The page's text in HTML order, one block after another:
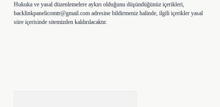
Hukuka ve yasal düzenlemelere aykırı olduğunu düşündüğünüz içerikleri,
backlinkpanelicomtr@gmail.com adresine bildirmeniz halinde, ilgili içerikler yasal
süre içerisinde sitemizden kaldırılacaktır.